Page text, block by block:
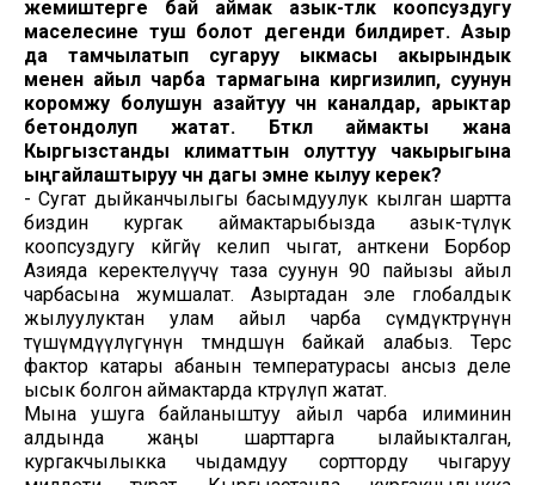
жемиштерге бай аймак азык-түлүк коопсуздугу
маселесине туш болот дегенди билдирет. Азыр
да тамчылатып сугаруу ыкмасы акырындык
менен айыл чарба тармагына киргизилип, суунун
коромжу болушун азайтуу үчүн каналдар, арыктар
бетондолуп жатат. Бүткүл аймакты жана
Кыргызстанды климаттын олуттуу чакырыгына
ыңгайлаштыруу үчүн дагы эмне кылуу керек?
- Сугат дыйканчылыгы басымдуулук кылган шартта
биздин кургак аймактарыбызда азык-түлүк
коопсуздугу көйгөйү келип чыгат, анткени Борбор
Азияда керектелүүчү таза суунун 90 пайызы айыл
чарбасына жумшалат. Азыртадан эле глобалдык
жылуулуктан улам айыл чарба өсүмдүктөрүнүн
түшүмдүүлүгүнүн төмөндөшүн байкай алабыз. Терс
фактор катары абанын температурасы ансыз деле
ысык болгон аймактарда көтөрүлүп жатат.
Мына ушуга байланыштуу айыл чарба илиминин
алдында жаңы шарттарга ылайыкталган,
кургакчылыкка чыдамдуу сортторду чыгаруу